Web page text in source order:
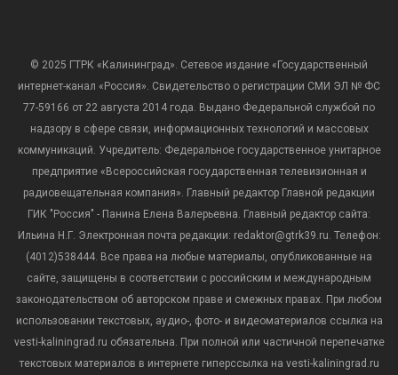
© 2025 ГТРК «Калининград». Сетевое издание «Государственный
интернет-канал «Россия». Свидетельство о регистрации СМИ ЭЛ № ФС
77-59166 от 22 августа 2014 года. Выдано Федеральной службой по
надзору в сфере связи, информационных технологий и массовых
коммуникаций. Учредитель: Федеральное государственное унитарное
предприятие «Всероссийская государственная телевизионная и
радиовещательная компания». Главный редактор Главной редакции
ГИК "Россия" - Панина Елена Валерьевна. Главный редактор сайта:
Ильина Н.Г. Электронная почта редакции: redaktor@gtrk39.ru. Телефон:
(4012)538444. Все права на любые материалы, опубликованные на
сайте, защищены в соответствии с российским и международным
законодательством об авторском праве и смежных правах. При любом
использовании текстовых, аудио-, фото- и видеоматериалов ссылка на
vesti-kaliningrad.ru обязательна. При полной или частичной перепечатке
текстовых материалов в интернете гиперссылка на vesti-kaliningrad.ru